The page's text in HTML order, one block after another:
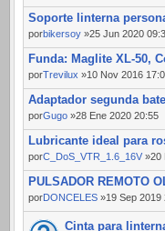
Soporte linterna
porbikersoy »25 Jun 2020
Funda: Maglite XL-50,
porTrevilux »10 Nov 2016
Adaptador segunda
porGugo »28 Ene 2020 20:55
Lubricante ideal para
porC_DoS_VTR_1.6_16V »20
PULSADOR REMOTO
porDONCELES »19 Sep 2019
Cinta para